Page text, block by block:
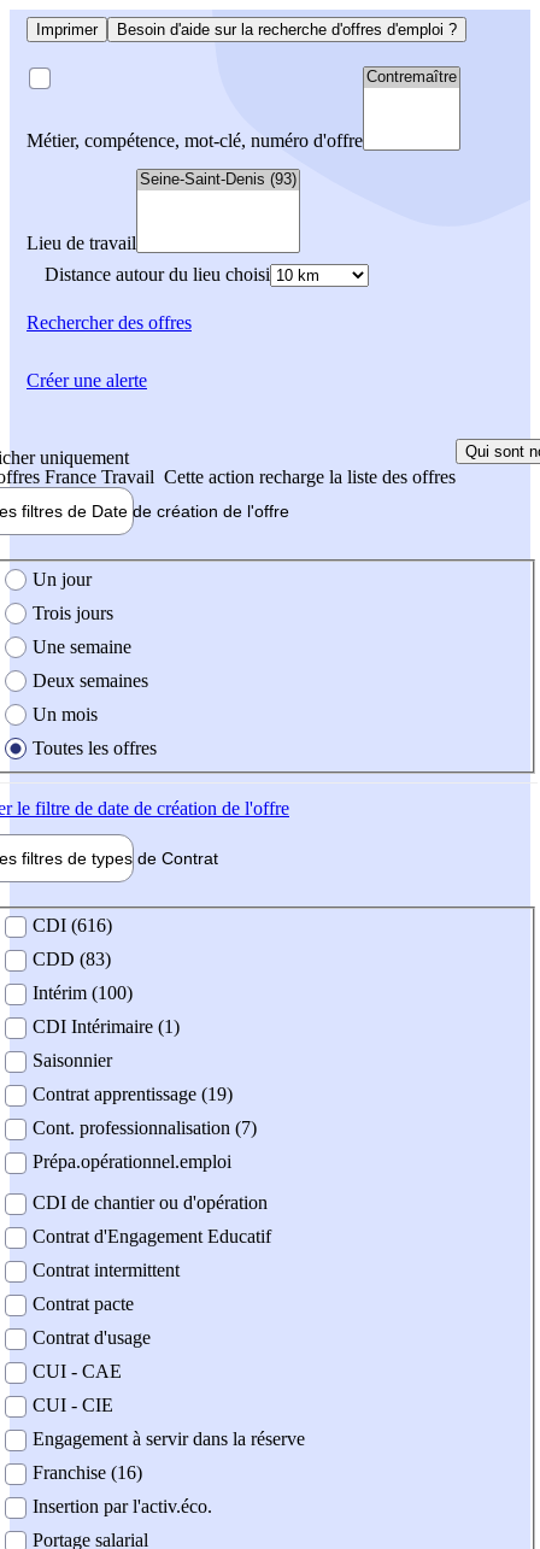
Imprimer Besoin d'aide sur la recherche d'offres d'emploi ?
Métier, compétence, mot-clé, numéro d'offre
Lieu de travail
Distance autour du lieu choisi
Rechercherdes offres
uniquement
France Travail Cette action recharge la liste des offres
Qui sont
filtres de Date de création de l'offre
création de l'offre
Un jour
Trois jours
Une semaine
Deux semaines
Un mois
Toutes les offres
le filtre de date de création de l'offre
filtres de types de Contrat
contrat
CDI (616)
CDD (83)
Intérim (100)
CDI Intérimaire (1)
Saisonnier
Contrat apprentissage (19)
Cont. professionnalisation (7)
Prépa.opérationnel.emploi
CDI de chantier ou d'opération
Contrat d'Engagement Educatif
Contrat intermittent
Contrat pacte
Contrat d'usage
CUI - CAE
CUI - CIE
Engagement à servir dans la réserve
Franchise (16)
Insertion par l'activ.éco.
Portage salarial
Créer une alerte